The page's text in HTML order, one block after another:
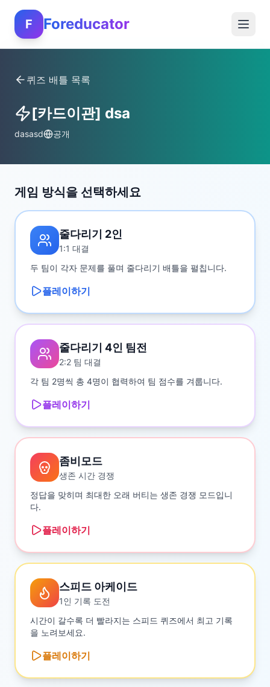
F Foreducator
퀴즈 배틀 목록
[카드이관] dsa
dasasd 공개
게임 방식을 선택하세요
줄다리기 2인
1:1 대결
두 팀이 각자 문제를 풀며 줄다리기 배틀을 펼칩니다.
플레이하기
줄다리기 4인 팀전
2:2 팀 대결
각 팀 2명씩 총 4명이 협력하여 팀 점수를 겨룹니다.
플레이하기
좀비모드
생존 시간 경쟁
정답을 맞히며 최대한 오래 버티는 생존 경쟁 모드입니
다.
플레이하기
스피드 아케이드
1인 기록 도전
시간이 갈수록 더 빨라지는 스피드 퀴즈에서 최고 기록
을 노려보세요.
플레이하기